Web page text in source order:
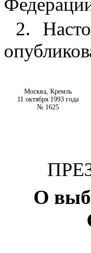
2.
Москва, Кремль
11 октября 1993 года
№ 1625
О